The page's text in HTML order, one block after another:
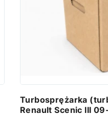
Turbosprężarka
Renault Scenic III